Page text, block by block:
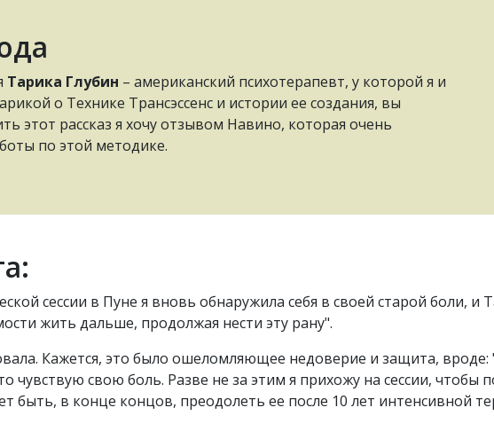
Тарика Глубин – американский психотерапевт, у которой я и
о Технике Трансэссенс и истории ее создания, вы
этот рассказ я хочу отзывом Навино, которая очень
по этой методике.
сессии в Пуне я вновь обнаружила себя в своей старой боли, и
жить дальше, продолжая нести эту рану".
Кажется, это было ошеломляющее недоверие и защита, вроде:
чувствую свою боль. Разве не за этим я прихожу на сессии, чтобы
быть, в конце концов, преодолеть ее после 10 лет интенсивной